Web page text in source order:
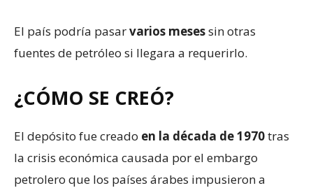
El país podría pasarvarios mesessin otras
fuentes de petróleo si llegara a requerirlo.
¿CÓMO SE CREÓ?
El depósito fue creado en la década de 1970tras
la crisis económica causada por el embargo
petrolero que los países árabes impusieron a